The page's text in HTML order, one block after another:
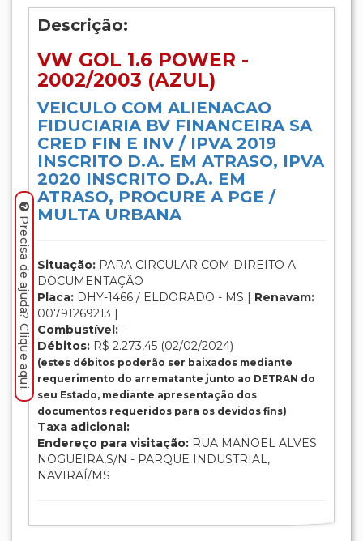
Descrição:
VW GOL 1.6 POWER -
2002/2003 (AZUL)
VEICULO COM ALIENACAO
FIDUCIARIA BV FINANCEIRA SA
CRED FIN E INV / IPVA 2019
INSCRITO D.A. EM ATRASO, IPVA
2020 INSCRITO D.A. EM
ATRASO, PROCURE A PGE /
MULTA URBANA
Situação: PARA CIRCULAR COM DIREITO A
DOCUMENTAÇÃO
Placa: DHY-1466 / ELDORADO - MS | Renavam:
00791269213 |
Combustível: -
Débitos: R$ 2.273,45 (02/02/2024)
(estes débitos poderão ser baixados mediante
requerimento do arrematante junto ao DETRAN do
seu Estado, mediante apresentação dos
documentos requeridos para os devidos fins)
Taxa adicional:
Endereço para visitação: RUA MANOEL ALVES
NOGUEIRA,S/N - PARQUE INDUSTRIAL,
NAVIRAÍ/MS
Precisa de ajuda? Clique aqui.